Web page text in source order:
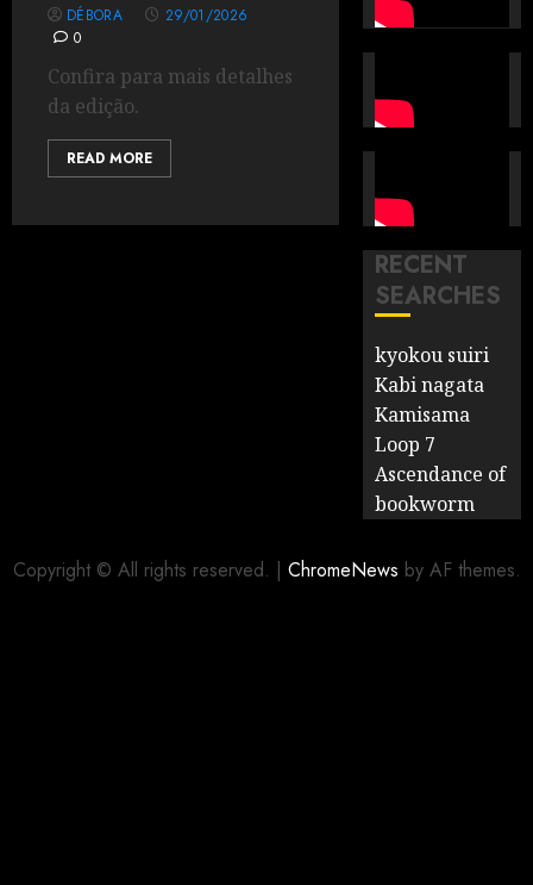
DÉBORA
29/01/2026
0
Confira para mais detalhes
da edição.
READ MORE
RECENT
SEARCHES
kyokou suiri
Kabi nagata
Kamisama
Loop 7
Ascendance of
bookworm
Copyright © All rights reserved. | ChromeNews by AF themes.